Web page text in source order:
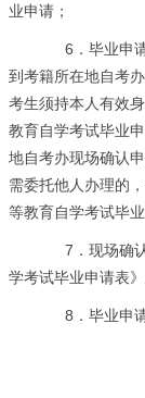
业申请；
6．毕业申请
到考籍所在地自考
考生须持本人有效
教育自学考试毕业
地自考办现场确认
需委托他人办理的
等教育自学考试毕
7．现场确认
学考试毕业申请表
8．毕业申请